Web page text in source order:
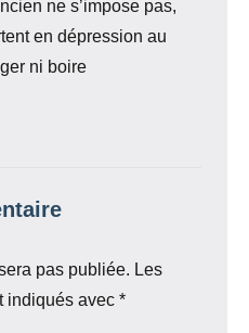
ne s’impose pas,
en dépression au
ni boire
pas publiée. Les
indiqués avec *